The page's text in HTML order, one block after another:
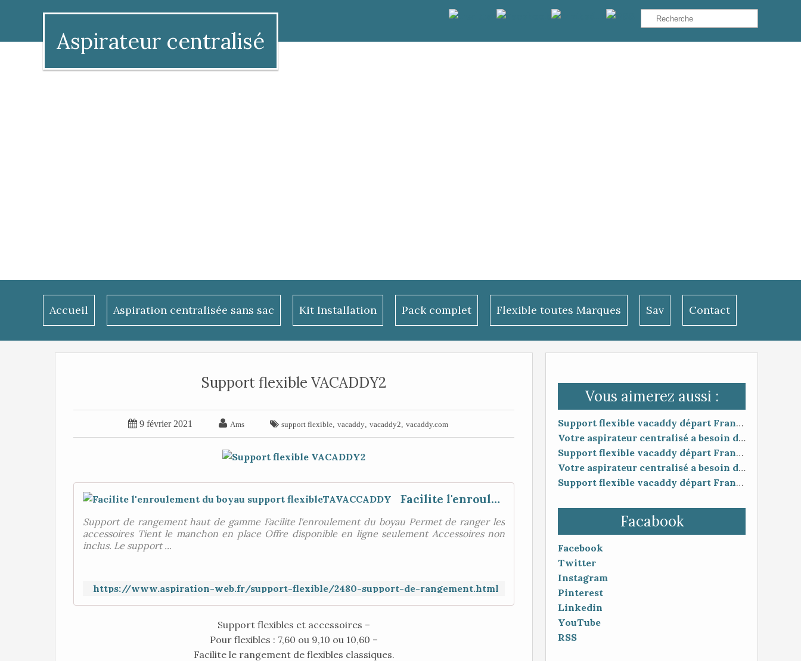
Aspirateur centralisé
Accueil Aspiration centralisée sans sac Kit Installation Pack complet Flexible toutes Marques Sav Contact
Vous aimerez aussi :
Support flexible vacaddy départ France livraison rapide
Votre aspirateur centralisé a besoin d'un petit coup de pouce ?
Support flexible vacaddy départ France livraison rapide
Votre aspirateur centralisé a besoin d'un petit coup de pouce ?
Support flexible vacaddy départ France livraison rapide
Facabook
Facebook
Twitter
Instagram
Pinterest
Linkedin
YouTube
RSS
Support flexible VACADDY2
 9 février 2021  Ams  support flexible, vacaddy, vacaddy2 vacaddy.com
Facilite l'enroulement du boyau support flexibleTAVACCADDY
Support de rangement haut de gamme Facilite l'enroulement du boyau Permet de ranger les
accessoires Tient le manchon en place Offre disponible en ligne seulement Accessoires non
inclus. Le support ...
https://www.aspiration-web.fr/support-flexible/2480-support-de-rangement.html
Support flexibles et accessoires –
Pour flexibles : 7,60 ou 9,10 ou 10,60 –
Facilite le rangement de flexibles classiques.